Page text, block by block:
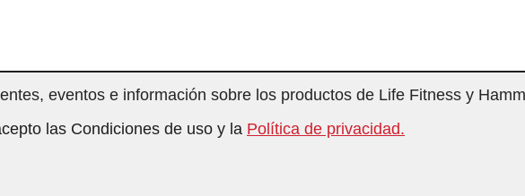
eventos e información sobre los productos de Life Fitness y
las Condiciones de uso y la Política de privacidad.